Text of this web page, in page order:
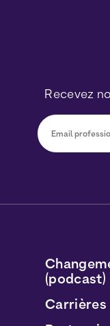
Recevez
traitées
(podcast)
Carrières